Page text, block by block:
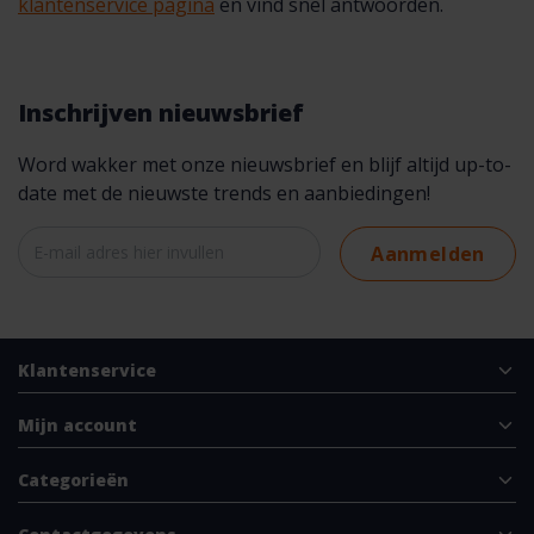
Inschrijven nieuwsbrief
Word wakker met onze nieuwsbrief en blijf altijd up-to-
date met de nieuwste trends en aanbiedingen!
Aanmelden
Klantenservice
Mijn account
Categorieën